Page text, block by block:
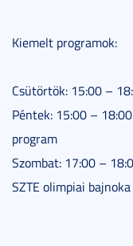
Kiemelt programok:
Csütörtök: 15:00 –
Péntek: 15:00 –
program
Szombat: 17:00 –
SZTE olimpiai